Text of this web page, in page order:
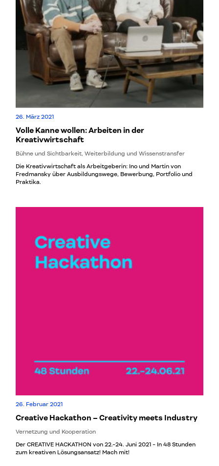
26. März 2021
Volle Kanne wollen: Arbeiten in der
Kreativwirtschaft
Bühne und Sichtbarkeit, Weiterbildung und Wissenstransfer
Die Kreativwirtschaft als Arbeitgeberin: Ino und Martin von
Fredmansky über Ausbildungswege, Bewerbung, Portfolio und
Praktika.
26. Februar 2021
Creative Hackathon – Creativity meets Industry
Vernetzung und Kooperation
Der CREATIVE HACKATHON von 22.-24. Juni 2021 - In 48 Stunden
zum kreativen Lösungsansatz! Mach mit!